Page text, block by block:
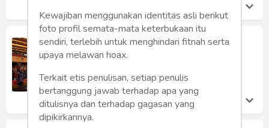
Peran Gubernur dalam Mengelola
Hutan
Senin 12 Aug, 2019
Kewajiban menggunakan identitas asli berikut
foto profil semata-mata keterbukaan itu
sendiri, terlebih untuk menghindari fitnah serta
upaya melawan hoax.
Terkait etis penulisan, setiap penulis
bertanggung jawab terhadap apa yang
ditulisnya dan terhadap gagasan yang
dipikirkannya.